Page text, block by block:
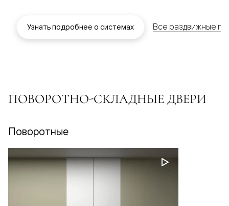
Узнать подробнее о системах Все раздвижные
ПОВОРОТНО-СКЛАДНЫЕ ДВЕРИ
Поворотные